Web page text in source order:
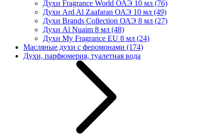
Духи Fragrance World ОАЭ 10 мл (76)
Духи Ard Al Zaafaran ОАЭ 10 мл (49)
Духи Brands Collection ОАЭ 8 мл (27)
Духи Al Nuaim 8 мл (48)
Духи My Fragrance EU 8 мл (24)
Масляные духи с феромонами (174)
Духи, парфюмерия, туалетная вода